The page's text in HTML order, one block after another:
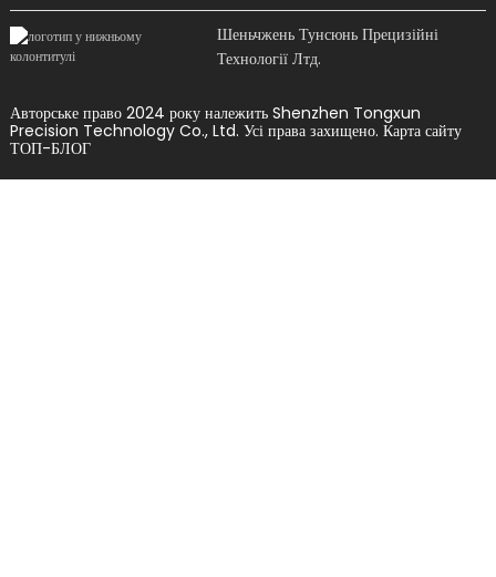
Шеньчжень Тунсюнь Прецизійні
Технології Лтд.
Авторське право 2024 року належить Shenzhen Tongxun
Precision Technology Co., Ltd. Усі права захищено. Карта сайту
ТОП-БЛОГ